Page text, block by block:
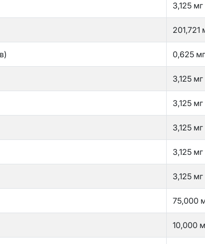
3,125 мг
201,721
0,625 мг
3,125 мг
3,125 мг
3,125 мг
3,125 мг
3,125 мг
75,000
10,000